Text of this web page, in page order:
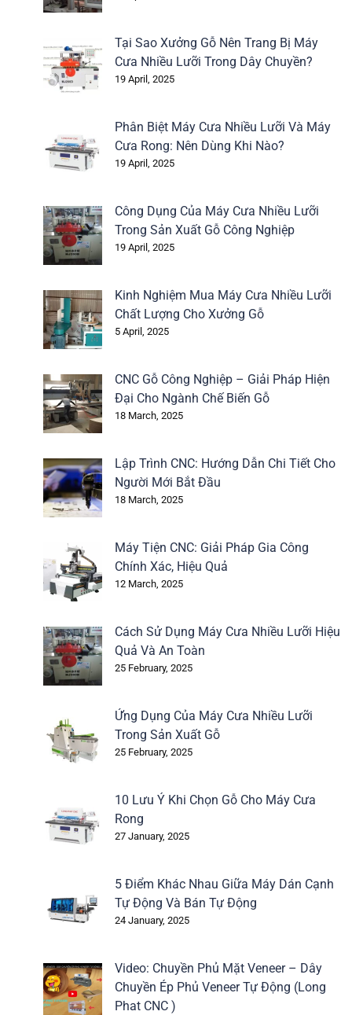
Tại Sao Xưởng Gỗ Nên Trang Bị Máy
Cưa Nhiều Lưỡi Trong Dây Chuyền?
19 April, 2025
Phân Biệt Máy Cưa Nhiều Lưỡi Và Máy
Cưa Rong: Nên Dùng Khi Nào?
19 April, 2025
Công Dụng Của Máy Cưa Nhiều Lưỡi
Trong Sản Xuất Gỗ Công Nghiệp
19 April, 2025
Kinh Nghiệm Mua Máy Cưa Nhiều Lưỡi
Chất Lượng Cho Xưởng Gỗ
5 April, 2025
CNC Gỗ Công Nghiệp – Giải Pháp Hiện
Đại Cho Ngành Chế Biến Gỗ
18 March, 2025
Lập Trình CNC: Hướng Dẫn Chi Tiết Cho
Người Mới Bắt Đầu
18 March, 2025
Máy Tiện CNC: Giải Pháp Gia Công
Chính Xác, Hiệu Quả
12 March, 2025
Cách Sử Dụng Máy Cưa Nhiều Lưỡi Hiệu
Quả Và An Toàn
25 February, 2025
Ứng Dụng Của Máy Cưa Nhiều Lưỡi
Trong Sản Xuất Gỗ
25 February, 2025
10 Lưu Ý Khi Chọn Gỗ Cho Máy Cưa
Rong
27 January, 2025
5 Điểm Khác Nhau Giữa Máy Dán Cạnh
Tự Động Và Bán Tự Động
24 January, 2025
Video: Chuyền Phủ Mặt Veneer – Dây
Chuyền Ép Phủ Veneer Tự Động (Long
Phat CNC )